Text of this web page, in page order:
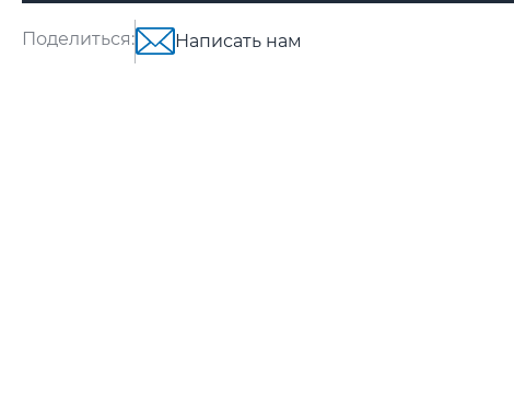
Поделиться: Написать нам